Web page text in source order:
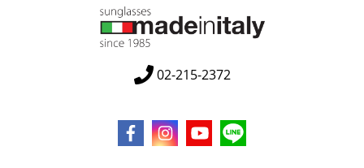
02-215-2372